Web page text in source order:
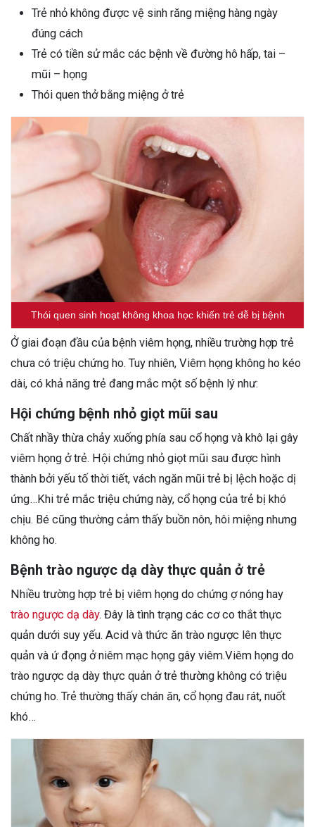
Trẻ nhỏ không được vệ sinh răng miệng hàng ngày
đúng cách
Trẻ có tiền sử mắc các bệnh về đường hô hấp, tai –
mũi – họng
Thói quen thở bằng miệng ở trẻ
Thói quen sinh hoạt không khoa học khiến trẻ dễ bị bệnh
Ở giai đoạn đầu của bệnh viêm họng, nhiều trường hợp trẻ
chưa có triệu chứng ho. Tuy nhiên, Viêm họng không ho kéo
dài, có khả năng trẻ đang mắc một số bệnh lý như:
Hội chứng bệnh nhỏ giọt mũi sau
Chất nhầy thừa chảy xuống phía sau cổ họng và khô lại gây
viêm họng ở trẻ. Hội chứng nhỏ giọt mũi sau được hình
thành bởi yếu tố thời tiết, vách ngăn mũi trẻ bị lệch hoặc dị
ứng…Khi trẻ mắc triệu chứng này, cổ họng của trẻ bị khó
chịu. Bé cũng thường cảm thấy buồn nôn, hôi miệng nhưng
không ho.
Bệnh trào ngược dạ dày thực quản ở trẻ
Nhiều trường hợp trẻ bị viêm họng do chứng ợ nóng hay
trào ngược dạ dày. Đây là tình trạng các cơ co thắt thực
quản dưới suy yếu. Acid và thức ăn trào ngược lên thực
quản và ứ đọng ở niêm mạc họng gây viêm.Viêm họng do
trào ngược dạ dày thực quản ở trẻ thường không có triệu
chứng ho. Trẻ thường thấy chán ăn, cổ họng đau rát, nuốt
khó…